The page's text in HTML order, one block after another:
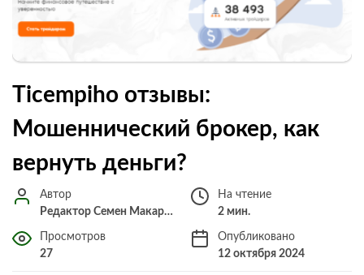
Ticempiho отзывы:
Мошеннический брокер, как
вернуть деньги?
Автор
Редактор Семен Макарченко
На чтение
2 мин.
Просмотров
27
Опубликовано
12 октября 2024